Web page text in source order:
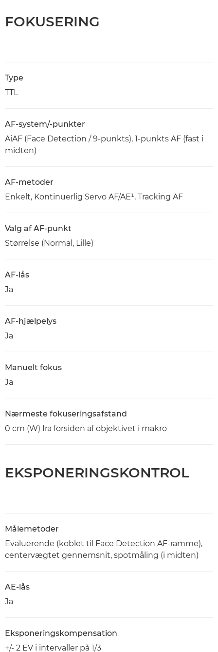
FOKUSERING
Type
TTL
AF-system/-punkter
AiAF (Face Detection / 9-punkts), 1-punkts AF (fast i
midten)
AF-metoder
Enkelt, Kontinuerlig Servo AF/AE¹, Tracking AF
Valg af AF-punkt
Størrelse (Normal, Lille)
AF-lås
Ja
AF-hjælpelys
Ja
Manuelt fokus
Ja
Nærmeste fokuseringsafstand
0 cm (W) fra forsiden af objektivet i makro
EKSPONERINGSKONTROL
Målemetoder
Evaluerende (koblet til Face Detection AF-ramme),
centervægtet gennemsnit, spotmåling (i midten)
AE-lås
Ja
Eksponeringskompensation
+/- 2 EV i intervaller på 1/3